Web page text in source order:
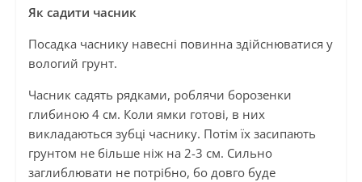
Як садити часник
Посадка часнику навесні повинна здійснюватися у
вологий грунт.
Часник садять рядками, роблячи борозенки
глибиною 4 см. Коли ямки готові, в них
викладаються зубці часнику. Потім їх засипають
грунтом не більше ніж на 2-3 см. Сильно
заглиблювати не потрібно, бо довго буде